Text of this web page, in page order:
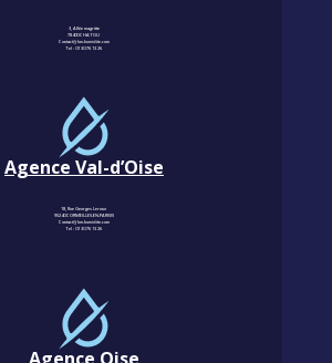
3, Allée magritte
78400 CHATOU
Contact@km-humidite.com
Tel :01 30 76 13 26
Agence Val-d’Oise
18, Rue Georges Leroux
95240 CORMEILLES-EN-PARISIS
Contact@km-humidite.com
Tel :01 30 76 13 26